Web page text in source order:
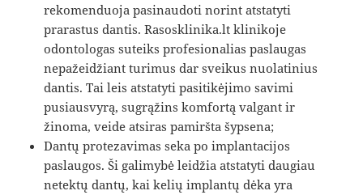
rekomenduoja pasinaudoti norint atstatyti
prarastus dantis. Rasosklinika.lt klinikoje
odontologas suteiks profesionalias paslaugas
nepažeidžiant turimus dar sveikus nuolatinius
dantis. Tai leis atstatyti pasitikėjimo savimi
pusiausvyrą, sugrąžins komfortą valgant ir
žinoma, veide atsiras pamiršta šypsena;
Dantų protezavimas seka po implantacijos
paslaugos. Ši galimybė leidžia atstatyti daugiau
netektų dantų, kai kelių implantų dėka yra